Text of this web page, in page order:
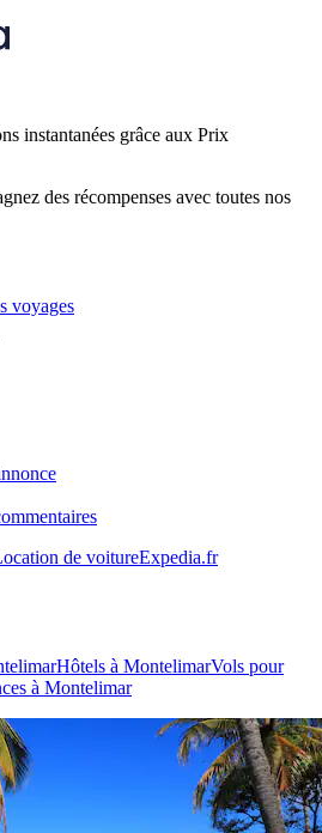
instantanées grâce aux Prix
des récompenses avec toutes nos
voyages
de voitureExpedia.fr
Hôtels à MontelimarVols pour
à Montelimar